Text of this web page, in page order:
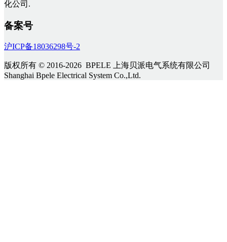
化公司.
备案号
沪ICP备18036298号-2
版权所有 © 2016-2026 BPELE 上海贝派电气系统有限公司
Shanghai Bpele Electrical System Co.,Ltd.